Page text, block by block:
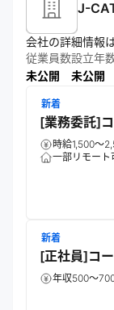
J-
会社の詳細情報
従業員数
未公開
設立年
未公開
新着
[業務委託]
時給1,500～
一部リモート
新着
[正社員]コ
年収500～